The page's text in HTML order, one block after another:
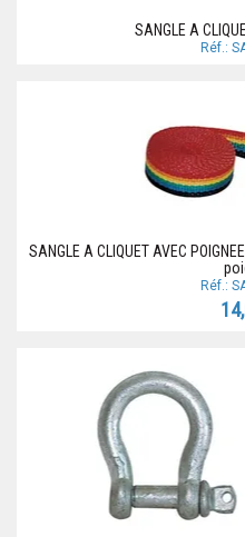
SANGLE A
Réf.:
SANGLE A CLIQUET AVEC
Réf.: